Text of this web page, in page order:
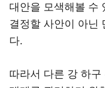
대안을 모색해볼 수
결정할 사안이 아닌
다.
따라서 다른 강 하